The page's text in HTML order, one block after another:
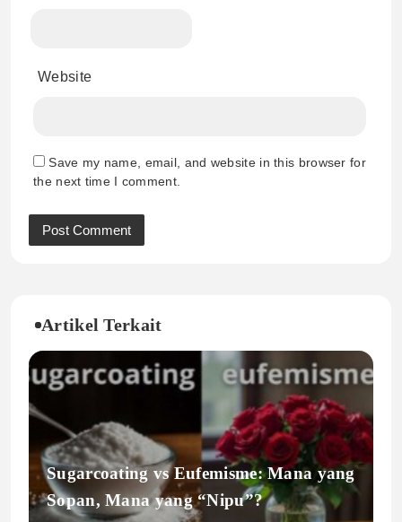
Website
Save my name, email, and website in this browser for
the next time I comment.
Artikel Terkait
Sugarcoating vs Eufemisme: Mana yang
Sopan, Mana yang “Nipu”?